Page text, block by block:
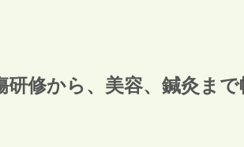
研修から、美容、鍼灸ま